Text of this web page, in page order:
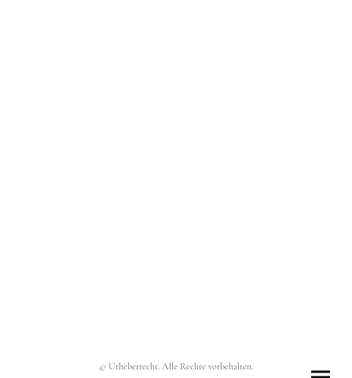
© Urheberrecht. Alle Rechte vorbehalten.